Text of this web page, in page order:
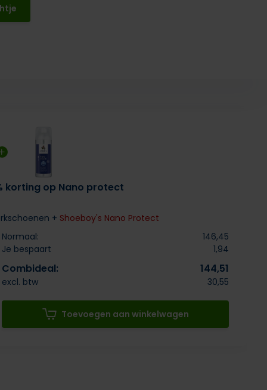
korting op Nano protect
+ Shoeboy's Nano Protect
Normaal:
146,45
Je bespaart
1,94
Combideal: 144,51
excl. btw 30,55
Toevoegen aan winkelwagen